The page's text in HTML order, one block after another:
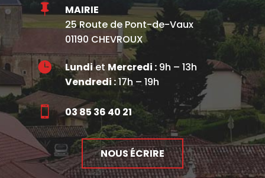

MAIRIE
25 Route de Pont-de-Vaux
01190 CHEVROUX
 Lundiet Mercredi :9h – 13h
Vendredi :17h – 19h
 03 85 36 40 21
NOUS ÉCRIRE